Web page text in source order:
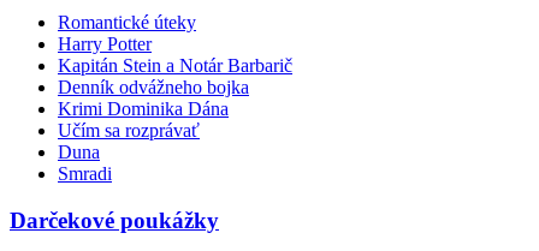
Romantické úteky
Harry Potter
Kapitán Stein a Notár Barbarič
Denník odvážneho bojka
Krimi Dominika Dána
Učím sa rozprávať
Duna
Smradi
Darčekové poukážky